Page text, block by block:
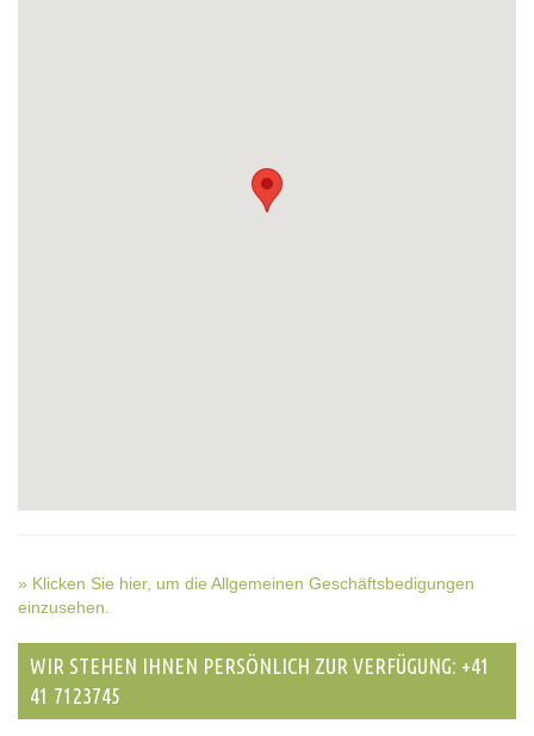
» Klicken Sie hier, um die Allgemeinen Geschäftsbedigungen
einzusehen.
WIR STEHEN IHNEN PERSÖNLICH ZUR VERFÜGUNG: +41
41 7123745